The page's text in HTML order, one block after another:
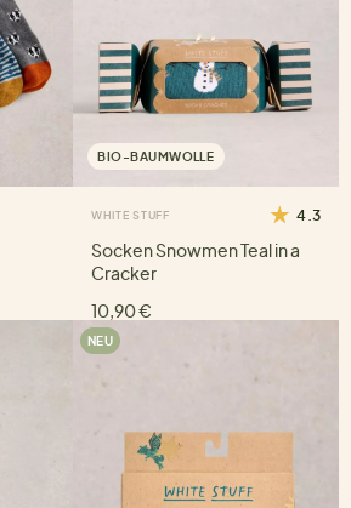
BIO-BAUMWOLLE
WHITE STUFF 4.3
Socken Snowmen Teal in a
Cracker
10,90 €
NEU